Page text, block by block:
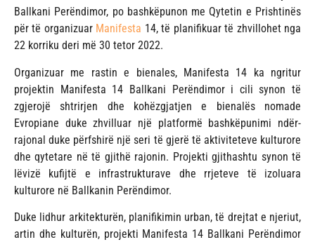
Ballkani Perëndimor, po bashkëpunon me Qytetin e Prishtinës
për të organizuar Manifesta 14, të planifikuar të zhvillohet nga
22 korriku deri më 30 tetor 2022.
Organizuar me rastin e bienales, Manifesta 14 ka ngritur
projektin Manifesta 14 Ballkani Perëndimor i cili synon të
zgjerojë shtrirjen dhe kohëzgjatjen e bienalës nomade
Evropiane duke zhvilluar një platformë bashkëpunimi ndër-
rajonal duke përfshirë një seri të gjerë të aktiviteteve kulturore
dhe qytetare në të gjithë rajonin. Projekti gjithashtu synon të
lëvizë kufijtë e infrastrukturave dhe rrjeteve të izoluara
kulturore në Ballkanin Perëndimor.
Duke lidhur arkitekturën, planifikimin urban, të drejtat e njeriut,
artin dhe kulturën, projekti Manifesta 14 Ballkani Perëndimor